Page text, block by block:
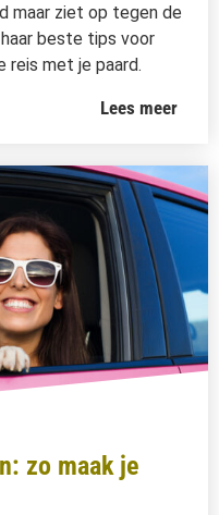
maar ziet op tegen de
beste tips voor
reis met je paard.
Lees meer
zo maak je